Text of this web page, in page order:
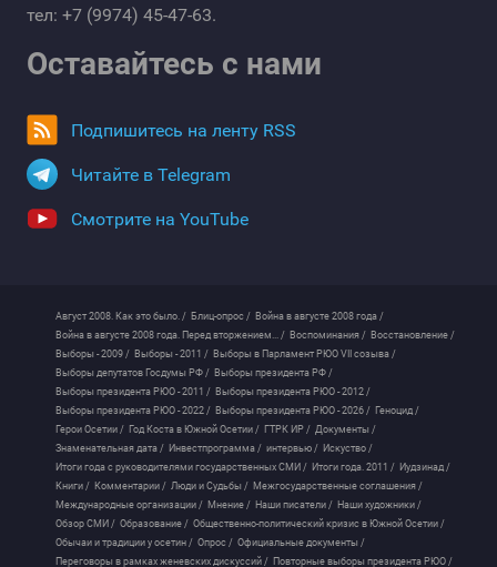
тел: +7 (9974) 45-47-63.
Оставайтесь с нами
Подпишитесь на ленту RSS
Читайте в Telegram
Смотрите на YouTube
Август 2008. Как это было. / Блиц-опрос / Война в августе 2008 года /
Война в августе 2008 года. Перед вторжением... / Воспоминания / Восстановление /
Выборы - 2009 / Выборы - 2011 / Выборы в Парламент РЮО VII созыва /
Выборы депутатов Госдумы РФ / Выборы президента РФ /
Выборы президента РЮО - 2011 / Выборы президента РЮО - 2012 /
Выборы президента РЮО - 2022 / Выборы президента РЮО - 2026 / Геноцид /
Герои Осетии / Год Коста в Южной Осетии / ГТРК ИР / Документы /
Знаменательная дата / Инвестпрограмма / интервью / Искуство /
Итоги года с руководителями государственных СМИ / Итоги года. 2011 / Иудзинад /
Книги / Комментарии / Люди и Судьбы / Межгосударственные соглашения /
Международные организации / Мнение / Наши писатели / Наши художники /
Обзор СМИ / Образование / Общественно-политический кризис в Южной Осетии /
Обычаи и традиции у осетин / Опрос / Официальные документы /
Переговоры в рамках женевских дискуссий / Повторные выборы президента РЮО /